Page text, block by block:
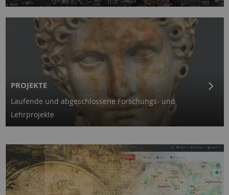
PROJEKTE
Laufende und abgeschlossene Forschungs- und
Lehrprojekte